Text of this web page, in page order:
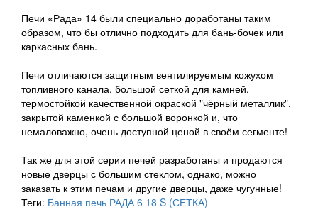
Печи «Рада» 14 были специально доработаны таким
образом, что бы отлично подходить для бань-бочек или
каркасных бань.
Печи отличаются защитным вентилируемым кожухом
топливного канала, большой сеткой для камней,
термостойкой качественной окраской "чёрный металлик",
закрытой каменкой с большой воронкой и, что
немаловажно, очень доступной ценой в своём сегменте!
Так же для этой серии печей разработаны и продаются
новые дверцы с большим стеклом, однако, можно
заказать к этим печам и другие дверцы, даже чугунные!
Теги: Банная печь РАДА 6 18 S (СЕТКА)